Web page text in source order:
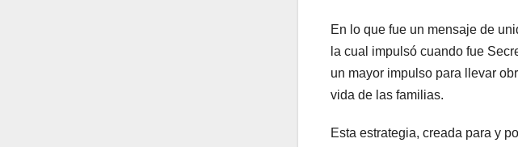
En lo que fue un mensaje de
la cual impulsó cuando fue
un mayor impulso para llevar
vida de las familias.
Esta estrategia, creada para y